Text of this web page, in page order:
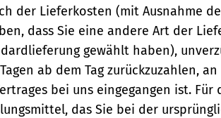
der Lieferkosten (mit Ausnahme
dass Sie eine andere Art der
gewählt haben),
ab dem Tag zurückzuzahlen,
bei uns eingegangen ist. Für
das Sie bei der